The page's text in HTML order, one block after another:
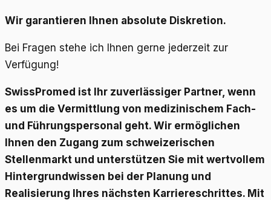
Wir garantieren Ihnen absolute Diskretion.
Bei Fragen stehe ich Ihnen gerne jederzeit zur
Verfügung!
SwissPromed ist Ihr zuverlässiger Partner, wenn
es um die Vermittlung von medizinischem Fach-
und Führungspersonal geht. Wir ermöglichen
Ihnen den Zugang zum schweizerischen
Stellenmarkt und unterstützen Sie mit wertvollem
Hintergrundwissen bei der Planung und
Realisierung Ihres nächsten Karriereschrittes. Mit